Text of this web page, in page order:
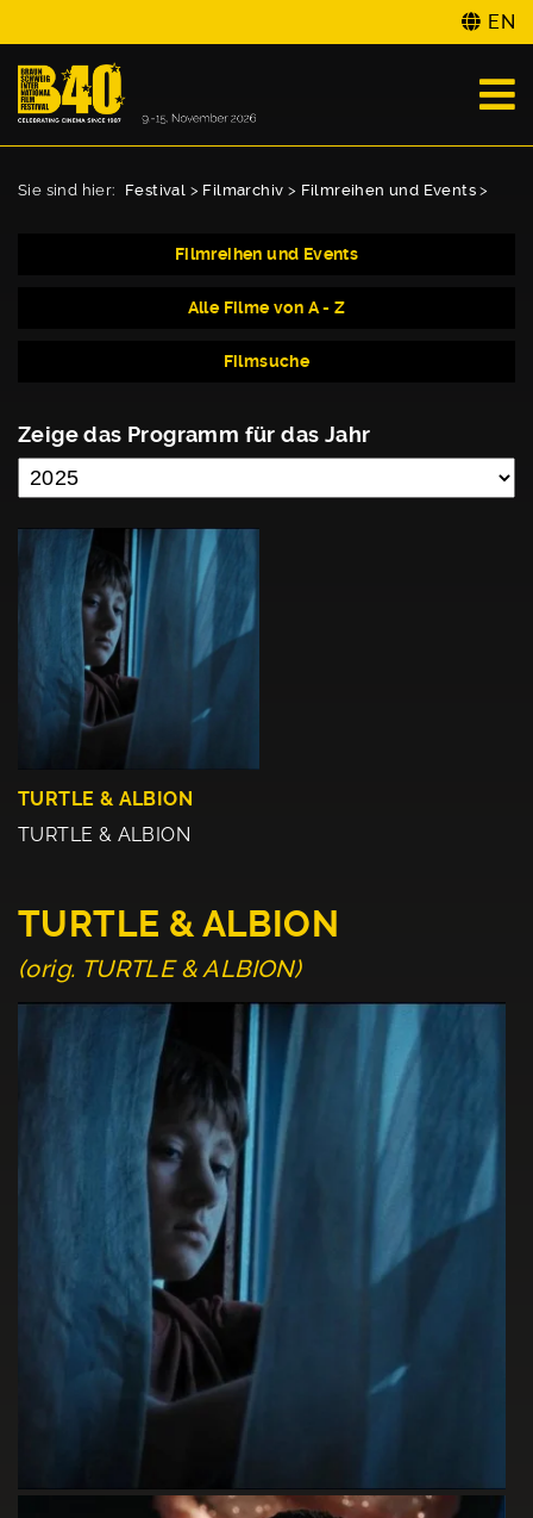
EN
Sie sind hier: Festival > Filmarchiv > Filmreihen und Events >
Filmreihen und Events
Alle Filme von A - Z
Filmsuche
Zeige das Programm für das Jahr
TURTLE & ALBION
TURTLE & ALBION
TURTLE & ALBION
(orig. TURTLE & ALBION)